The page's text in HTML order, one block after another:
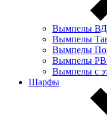
Вымпелы
Вымпелы
Вымпелы
Вымпелы
Вымпелы с
Шарфы